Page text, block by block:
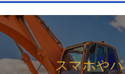
スマホや